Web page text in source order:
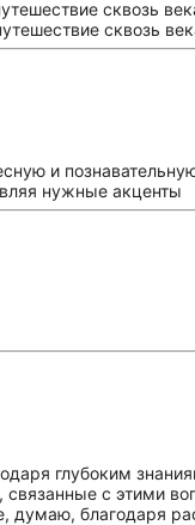
и
нужные акценты
глубоким
связанные с этими
думаю, благодаря